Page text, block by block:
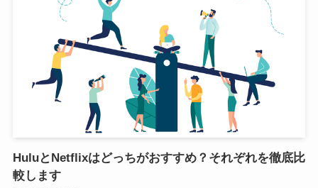
HuluとNetflixはどっちがおすすめ？それぞれを徹底比
較します